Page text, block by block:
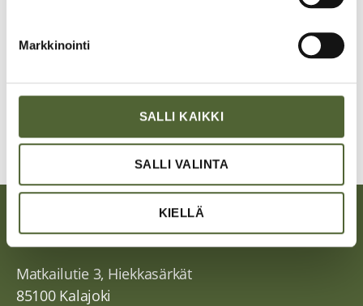
n
Markkinointi
SALLI KAIKKI
SALLI VALINTA
KIELLÄ
TAPION TUPA
Matkailutie 3, Hiekkasärkät
85100 Kalajoki